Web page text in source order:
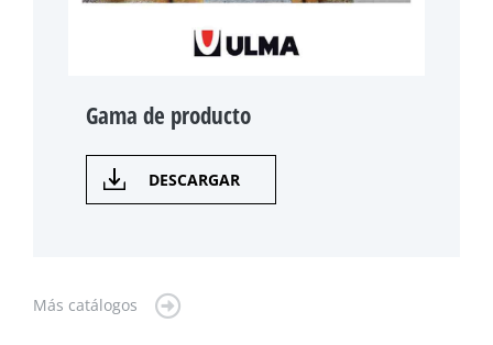
Gama de producto
DESCARGAR
Más catálogos